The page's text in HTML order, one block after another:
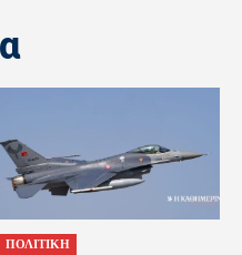
ΠΟΛΙΤΙΚΗ